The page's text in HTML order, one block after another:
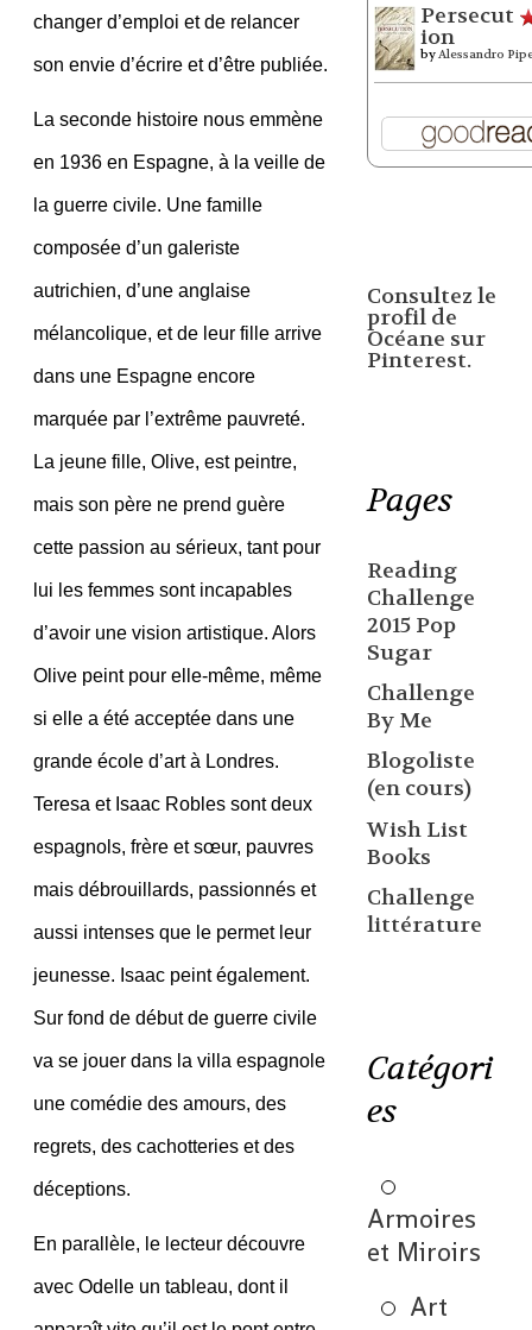
changer d’emploi et de relancer
son envie d’écrire et d’être publiée.
La seconde histoire nous emmène
en 1936 en Espagne, à la veille de
la guerre civile. Une famille
composée d’un galeriste
autrichien, d’une anglaise
mélancolique, et de leur fille arrive
dans une Espagne encore
marquée par l’extrême pauvreté.
La jeune fille, Olive, est peintre,
mais son père ne prend guère
cette passion au sérieux, tant pour
lui les femmes sont incapables
d’avoir une vision artistique. Alors
Olive peint pour elle-même, même
si elle a été acceptée dans une
grande école d’art à Londres.
Teresa et Isaac Robles sont deux
espagnols, frère et sœur, pauvres
mais débrouillards, passionnés et
aussi intenses que le permet leur
jeunesse. Isaac peint également.
Sur fond de début de guerre civile
va se jouer dans la villa espagnole
une comédie des amours, des
regrets, des cachotteries et des
déceptions.
En parallèle, le lecteur découvre
avec Odelle un tableau, dont il
Persecut
ion
byAlessandro
Consultez le
profil de
Océane sur
Pinterest.
Pages
Reading
Challenge
2015 Pop
Sugar
Challenge
By Me
Blogoliste
(en cours)
Wish List
Books
Challenge
littérature
Catégori
es
Armoires
et Miroirs
Art